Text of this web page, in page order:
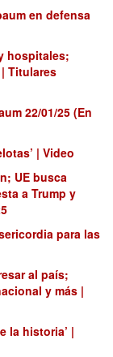
en defensa
hospitales;
| Titulares
22/01/25 (En
| Video
UE busca
a Trump y
para las
al país;
y más |
la historia’ |